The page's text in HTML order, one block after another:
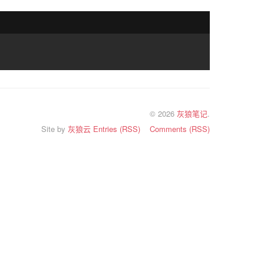
© 2026 灰狼笔记.
Site by 灰狼云 Entries (RSS) Comments (RSS)